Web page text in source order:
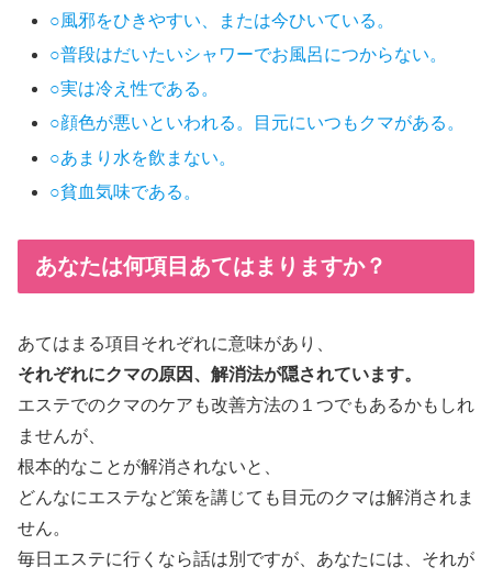
○風邪をひきやすい、または今ひいている。
○普段はだいたいシャワーでお風呂につからない。
○実は冷え性である。
○顔色が悪いといわれる。目元にいつもクマがある。
○あまり水を飲まない。
○貧血気味である。
あなたは何項目あてはまりますか？
あてはまる項目それぞれに意味があり、
それぞれにクマの原因、解消法が隠されています。
エステでのクマのケアも改善方法の１つでもあるかもしれ
ませんが、
根本的なことが解消されないと、
どんなにエステなど策を講じても目元のクマは解消されま
せん。
毎日エステに行くなら話は別ですが、あなたには、それが